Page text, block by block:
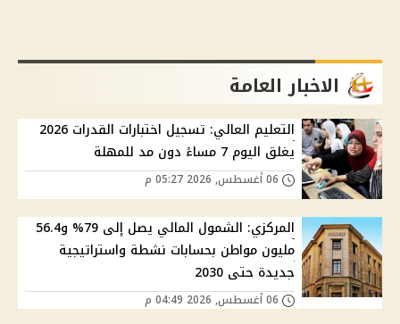
الاخبار العامة
التعليم العالي: تسجيل اختبارات القدرات 2026
يغلق اليوم 7 مساءً دون مد للمهلة
المركزي: الشمول المالي يصل إلى 79% و56.4
مليون مواطن بحسابات نشطة واستراتيجية
جديدة حتى 2030